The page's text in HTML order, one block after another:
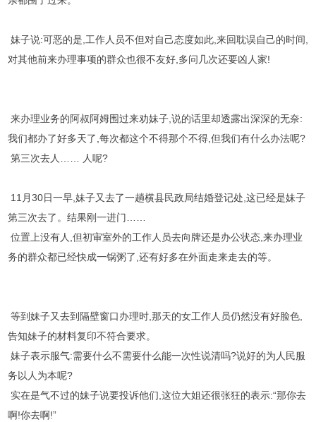
妹子说:可恶的是,工作人员不但对自己态度如此,来回耽误自己的时间,
对其他前来办理事项的群众也很不友好,多问几次还要凶人家!
来办理业务的阿叔阿姆围过来劝妹子,说的话里却透露出深深的无奈:
我们都办了好多天了,每次都这个不得那个不得,但我们有什么办法呢?
第三次去人…… 人呢?
11月30日一早,妹子又去了一趟横县民政局结婚登记处,这已经是妹子
第三次去了。结果刚一进门……
位置上没有人,但初审室外的工作人员去向牌还是办公状态,来办理业
务的群众都已经快成一锅粥了,还有好多在外面走来走去的等。
等到妹子又去到隔壁窗口办理时,那天的女工作人员仍然没有好脸色,
告知妹子的材料复印不符合要求。
妹子表示服气:需要什么不需要什么能一次性说清吗?说好的为人民服
务以人为本呢?
实在是气不过的妹子说要投诉他们,这位大姐还很张狂的表示:“那你去
啊!你去啊!”